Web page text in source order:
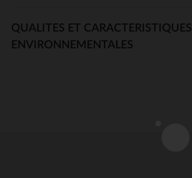
QUALITES ET CARACTERISTIQUES
ENVIRONNEMENTALES